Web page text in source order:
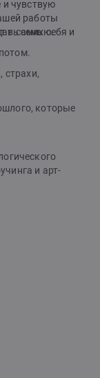
и чувствую
работы
в самих себя и
семью.
страхи,
которые
и арт-